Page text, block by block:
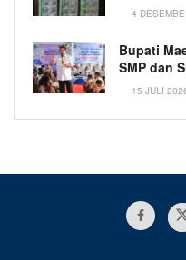
4
Bupati
SMP dan
15 JULI